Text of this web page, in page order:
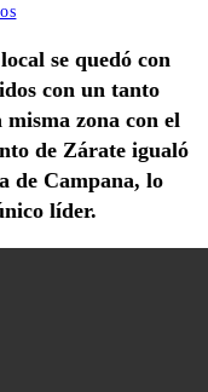
se quedó con
con un tanto
zona con el
de Zárate igualó
de Campana, lo
líder.